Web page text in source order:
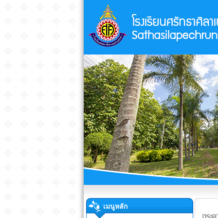
เมนูหลัก